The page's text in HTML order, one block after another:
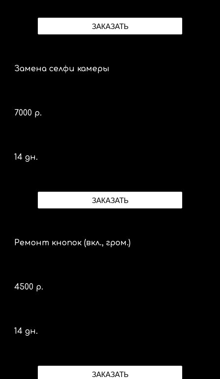
ЗАКАЗАТЬ
Замена селфи камеры
7000 р.
14 дн.
ЗАКАЗАТЬ
Ремонт кнопок (вкл., гром.)
4500 р.
14 дн.
ЗАКАЗАТЬ